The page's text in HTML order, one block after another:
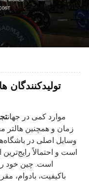
تولیدکنندگان
موارد کمی در جهان
زمان و همچنین هالتر
وسایل اصلی در
است و احتمالاً
است. چین خود را
باکیفیت، بادوام،